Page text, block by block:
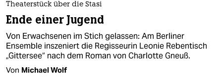
Theaterstück über die Stasi
Ende einer Jugend
Von Erwachsenen im Stich gelassen: Am Berliner
Ensemble inszeniert die Regisseurin Leonie Rebentisch
„Gittersee“ nach dem Roman von Charlotte Gneuß.
Von Michael Wolf